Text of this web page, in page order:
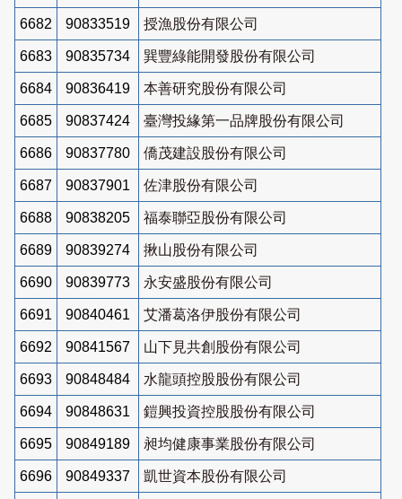
6682 90833519 授漁股份有限公司
6683 90835734 巽豐綠能開發股份有限公司
6684 90836419 本善研究股份有限公司
6685 90837424 臺灣投緣第一品牌股份有限公司
6686 90837780 僑茂建設股份有限公司
6687 90837901 佐津股份有限公司
6688 90838205 福泰聯亞股份有限公司
6689 90839274 揪山股份有限公司
6690 90839773 永安盛股份有限公司
6691 90840461 艾潘葛洛伊股份有限公司
6692 90841567 山下見共創股份有限公司
6693 90848484 水龍頭控股股份有限公司
6694 90848631 鎧興投資控股股份有限公司
6695 90849189 昶均健康事業股份有限公司
6696 90849337 凱世資本股份有限公司